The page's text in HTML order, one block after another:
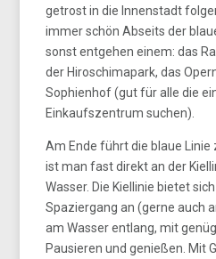
getrost in die Innenstadt
immer schön Abseits der
sonst entgehen einem: das
der Hiroschimapark, das
Sophienhof (gut für alle die
Einkaufszentrum suchen).
Am Ende führt die blaue
ist man fast direkt an der
Wasser. Die Kiellinie bietet
Spaziergang an (gerne auch
am Wasser entlang, mit
Pausieren und genießen. Mit